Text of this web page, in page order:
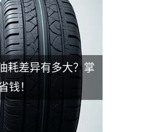
耗差异有多大？掌
钱！